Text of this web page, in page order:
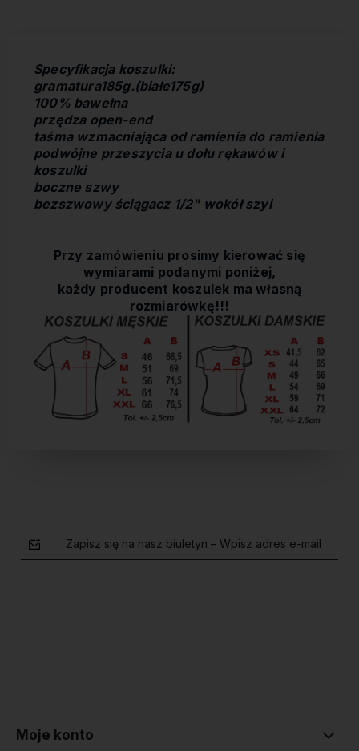
Specyfikacja koszulki:
gramatura185g.(białe175g)
100% bawełna
przędza open-end
taśma wzmacniająca od ramienia do ramienia
podwójne przeszycia u dołu rękawów i
koszulki
boczne szwy
bezszwowy ściągacz 1/2" wokół szyi
Przy zamówieniu prosimy kierować się
wymiarami podanymi poniżej,
każdy producent koszulek ma własną
rozmiarówkę!!!
Zapisz się na nasz biuletyn – Wpisz adres e-mail
Moje konto